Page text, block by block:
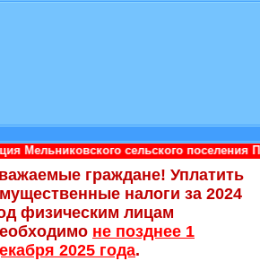
сельского поселения Приозерского
граждане! Уплатить
налоги за 2024
физическим лицам
не позднее 1
2025 года.